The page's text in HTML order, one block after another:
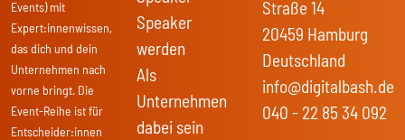
Events) mit
Expert:innenwissen,
das dich und dein
Unternehmen nach
vorne bringt. Die
Event-Reihe ist für
Entscheider:innen
Speaker
werden
Als
Unternehmen
dabei sein
Straße 14
20459 Hamburg
Deutschland
info@digitalbash.de
040 - 22 85 34 092